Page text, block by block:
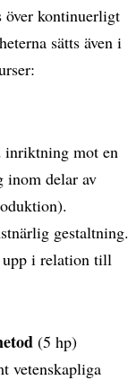
över kontinuerligt
sätts även i
inriktning mot en
delar av
gestaltning.
upp i relation till
(5 hp)
vetenskapliga